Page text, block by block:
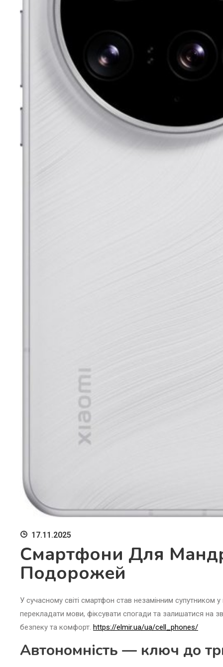
17.11.2025
Смартфони Для
Подорожей
У сучасному світі смартфон став незамінним супутником
перекладати мови, фіксувати спогади та залишатися на
безпеку та комфорт. https://elmir.ua/ua/cell_phones/
Автономність — ключ до